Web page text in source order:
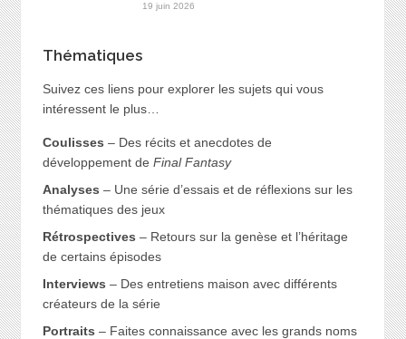
19 juin 2026
Thématiques
Suivez ces liens pour explorer les sujets qui vous
intéressent le plus…
Coulisses – Des récits et anecdotes de
développement de Final Fantasy
Analyses – Une série d’essais et de réflexions sur les
thématiques des jeux
Rétrospectives – Retours sur la genèse et l’héritage
de certains épisodes
Interviews – Des entretiens maison avec différents
créateurs de la série
Portraits – Faites connaissance avec les grands noms